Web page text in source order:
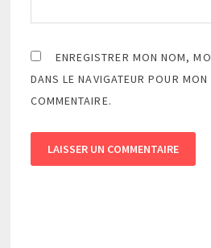
ENREGISTRER MON NOM,
DANS LE NAVIGATEUR POUR MON
COMMENTAIRE.